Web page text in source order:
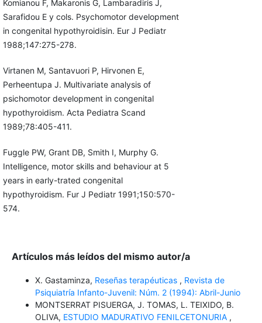
Komianou F, Makaronis G, Lambaradiris J,
Sarafidou E y cols. Psychomotor development
in congenital hypothyroidisin. Eur J Pediatr
1988;147:275-278.
Virtanen M, Santavuori P, Hirvonen E,
Perheentupa J. Multivariate analysis of
psichomotor development in congenital
hypothyroidism. Acta Pediatra Scand
1989;78:405-411.
Fuggle PW, Grant DB, Smith I, Murphy G.
Intelligence, motor skills and behaviour at 5
years in early-trated congenital
hypothyroidism. Fur J Pediatr 1991;150:570-
574.
Artículos más leídos del mismo autor/a
X. Gastaminza, Reseñas terapéuticas , Revista de
Psiquiatría Infanto-Juvenil: Núm. 2 (1994): Abril-Junio
MONTSERRAT PISUERGA, J. TOMAS, L. TEIXIDO, B.
OLIVA, ESTUDIO MADURATIVO FENILCETONURIA ,